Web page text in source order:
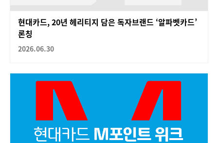
현대카드, 20년 헤리티지 담은 독자브랜드 ‘알파벳카드’
론칭
2026.06.30